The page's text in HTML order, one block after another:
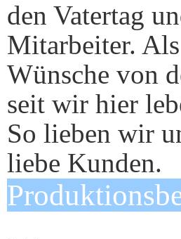
den Vatertag
Mitarbeiter.
Wünsche von
seit wir hier
So lieben wir
liebe Kunden.